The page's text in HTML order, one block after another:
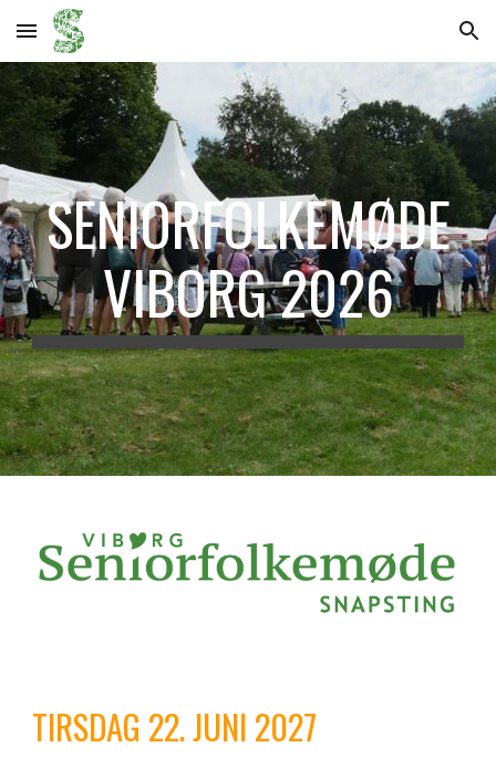
Skip to main content Skip to navigation
SENIORFOLKEMØDE
VIBORG 2026
TIRSDAG 22. JUNI2027